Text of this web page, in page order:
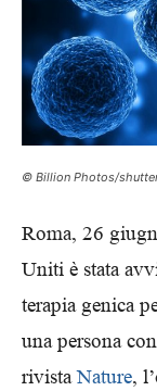
© Billion Photos/
Roma, 26
Uniti è stata
terapia genica
una persona
rivistaNature,